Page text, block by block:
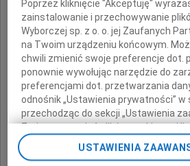
Z
Inne
Poprzez kliknięcie "Akceptuję"
zainstalowanie i przechowywanie
Wyborczej sp. z o. o. jej Zaufanych
na Twoim urządzeniu końcowym.
chwili zmienić swoje preferencje dot.
ponownie wywołując narzędzie do
preferencjami dot. przetwarzania
odnośnik „Ustawienia prywatności”
przechodząc do sekcji „Ustawienia
Zmiana ustawień plików cookie
pomocą ustawień przeglądarki.
USTAWIENIA